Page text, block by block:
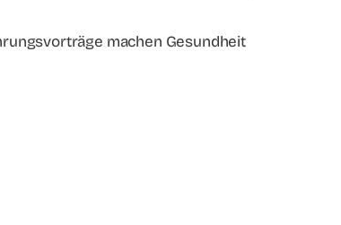
machen Gesundheit